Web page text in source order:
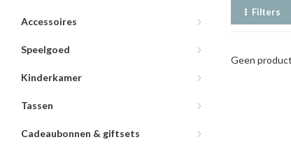
Accessoires
Speelgoed
Kinderkamer
Tassen
Cadeaubonnen & giftsets
Filters
Geen